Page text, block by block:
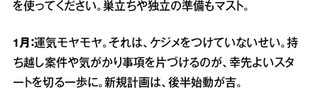
を使ってください。巣立ちや独立の準備もマスト。
1月：運気モヤモヤ。それは、ケジメをつけていないせい。持
ち越し案件や気がかり事項を片づけるのが、幸先よいスタ
ートを切る一歩に。新規計画は、後半始動が吉。